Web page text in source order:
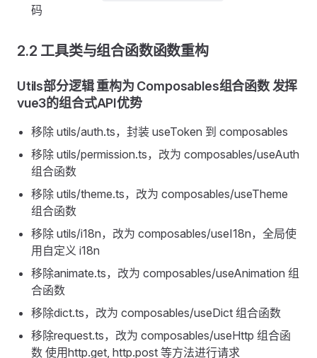
码
2.2 工具类与组合函数函数重构
Utils部分逻辑 重构为 Composables组合函数 发挥
vue3的组合式API优势
移除 utils/auth.ts，封装 useToken 到 composables
移除 utils/permission.ts，改为 composables/useAuth
组合函数
移除 utils/theme.ts，改为 composables/useTheme
组合函数
移除 utils/i18n，改为 composables/useI18n，全局使
用自定义 i18n
移除animate.ts，改为 composables/useAnimation 组
合函数
移除dict.ts，改为 composables/useDict 组合函数
移除request.ts，改为 composables/useHttp 组合函
数 使用http.get, http.post 等方法进行请求